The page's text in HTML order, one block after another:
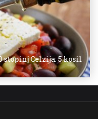
stopinj Celzija: 5 kosil